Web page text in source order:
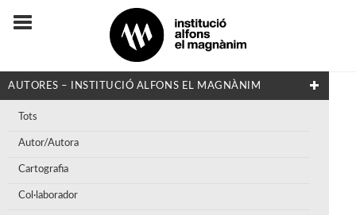
AUTORES – INSTITUCIÓ ALFONS EL MAGNÀNIM
Tots
Autor/Autora
Cartografia
Col·laborador